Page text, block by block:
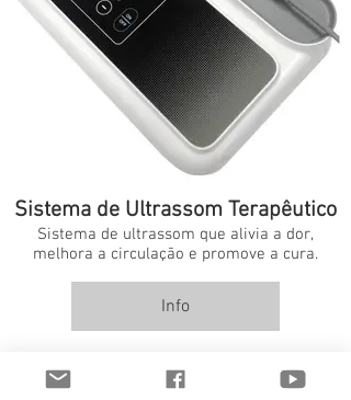
Sistema de Ultrassom Terapêutico
Sistema de ultrassom que alivia a dor,
melhora a circulação e promove a cura.
Info